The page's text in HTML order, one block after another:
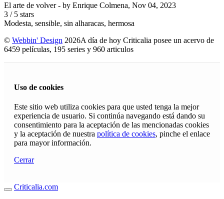
El arte de volver- by Enrique Colmena, Nov 04, 2023
3 / 5 stars
Modesta, sensible, sin alharacas, hermosa
© Webbin' Design 2026A día de hoy Criticalia posee un acervo de
6459 películas, 195 series y 960 articulos
Uso de cookies
Este sitio web utiliza cookies para que usted tenga la mejor
experiencia de usuario. Si continúa navegando está dando su
consentimiento para la aceptación de las mencionadas cookies
y la aceptación de nuestra política de cookies, pinche el enlace
para mayor información.
Cerrar
Criticalia.com